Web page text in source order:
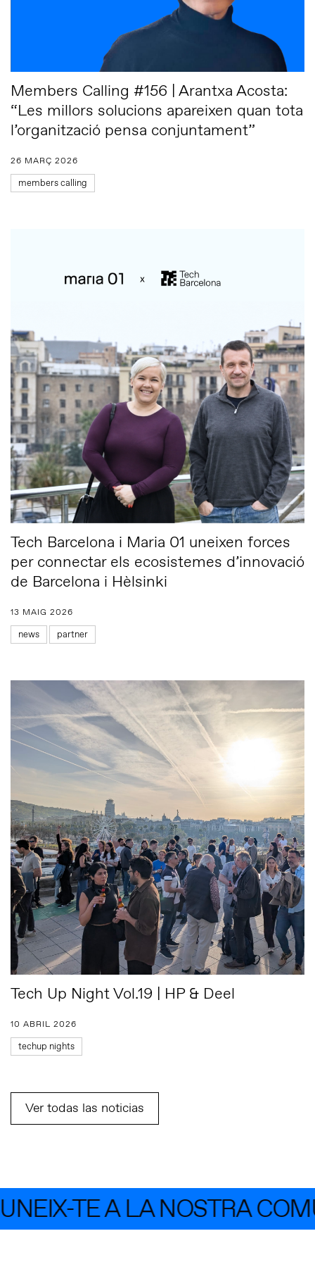
Members Calling #156 | Arantxa Acosta:
“Les millors solucions apareixen quan tota
l’organització pensa conjuntament”
26 MARÇ 2026
members calling
Tech Barcelona i Maria 01 uneixen forces
per connectar els ecosistemes d’innovació
de Barcelona i Hèlsinki
13 MAIG 2026
news partner
Tech Up Night Vol.19 | HP & Deel
10 ABRIL 2026
techup nights
Ver todas las noticias
TE A LA NOSTRA